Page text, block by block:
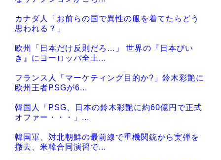
カナダ人「お前らの国で異性の服を着てたらどう
思われる？」
欧州「日本だけ反則だろ…」 世界の『日本びい
き』にヨーロッパ全土...
フランス人「マーケティング目的か?」鈴木彩艶に
欧州王者PSGが6...
韓国人「PSG、日本の鈴木彩艶に約60億円で正式
オファー・・・」...
韓国軍、対北朝鮮の最前線で重機関銃から実弾を
撤去、米韓合同演習で...